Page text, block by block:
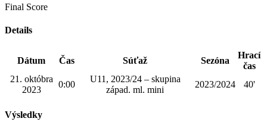
Final Score
Details
Dátum Čas Súťaž Sezóna
Hrací
čas
21. októbra
2023
0:00
U11, 2023/24 – skupina
západ. ml. mini
2023/2024 40'
Výsledky